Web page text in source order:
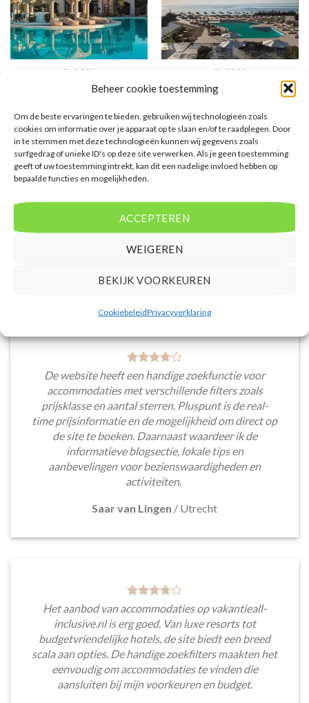
Beheer cookie toestemming
Om de beste ervaringen te bieden, gebruiken wij technologieën zoals
cookies om informatie over je apparaat op te slaan en/of te raadplegen. Door
in te stemmen met deze technologieën kunnen wij gegevens zoals
surfgedrag of unieke ID's op deze site verwerken. Als je geen toestemming
geeft of uw toestemming intrekt, kan dit een nadelige invloed hebben op
bepaalde functies en mogelijkheden.
ACCEPTEREN
WEIGEREN
BEKIJK VOORKEUREN
CookiebeleidPrivacyverklaring
RHODOS
Lindian Village Beach Rhodes
Gewaardeerd
5uit 5
€1.040,00
Lindian Village Beach Rhodes is
een 5 sterren accommodatie in
Lardos. U boekt deze reis direct
bij onze partner D-reizen. Nu
vanaf EUR 1040.00 per persoon.
PRIJZEN EN BOEKEN
RHODOS
Gewaardeerd
5uit 5
€889,00
Lutania is een 5 sterren
accommodatie in Kolymbia. U
boekt deze reis direct bij onze
partner D-reizen. Nu vanaf EUR
PRIJZEN EN BOEKEN
De website heeft een handige zoekfunctie voor
accommodaties met verschillende filters zoals
prijsklasse en aantal sterren. Pluspunt is de real-
time prijsinformatie en de mogelijkheid om direct op
de site te boeken. Daarnaast waardeer ik de
informatieve blogsectie, lokale tips en
aanbevelingen voor bezienswaardigheden en
activiteiten.
Saar van Lingen / Utrecht
Het aanbod van accommodaties op vakantieall-
inclusive.nl is erg goed. Van luxe resorts tot
budgetvriendelijke hotels, de site biedt een breed
scala aan opties. De handige zoekfilters maakten het
eenvoudig om accommodaties te vinden die
aansluiten bij mijn voorkeuren en budget.